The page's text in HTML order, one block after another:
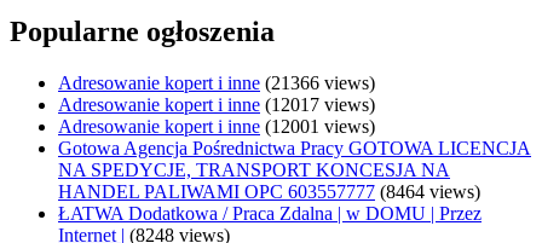
Popularne ogłoszenia
Adresowanie kopert i inne (21366 views)
Adresowanie kopert i inne (12017 views)
Adresowanie kopert i inne (12001 views)
Gotowa Agencja Pośrednictwa Pracy GOTOWA LICENCJA
NA SPEDYCJE, TRANSPORT KONCESJA NA
HANDEL PALIWAMI OPC 603557777 (8464 views)
ŁATWA Dodatkowa / Praca Zdalna | w DOMU | Przez
Internet | (8248 views)